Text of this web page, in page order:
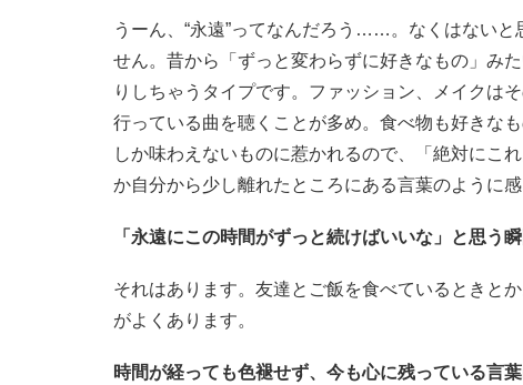
うーん、“永遠”ってなんだろう……。なくはない
せん。昔から「ずっと変わらずに好きなもの」み
りしちゃうタイプです。ファッション、メイクは
行っている曲を聴くことが多め。食べ物も好きな
しか味わえないものに惹かれるので、「絶対にこ
か自分から少し離れたところにある言葉のように感
「永遠にこの時間がずっと続けばいいな」と思う
それはあります。友達とご飯を食べているときと
がよくあります。
時間が経っても色褪せず、今も心に残っている言